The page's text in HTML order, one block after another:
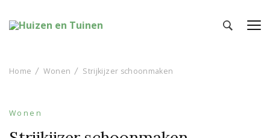
Home Wonen Strijkijzer schoonmaken
Wonen